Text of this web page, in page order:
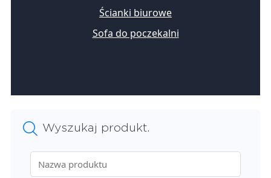
Ścianki biurowe
Sofa do poczekalni
Wyszukaj produkt.